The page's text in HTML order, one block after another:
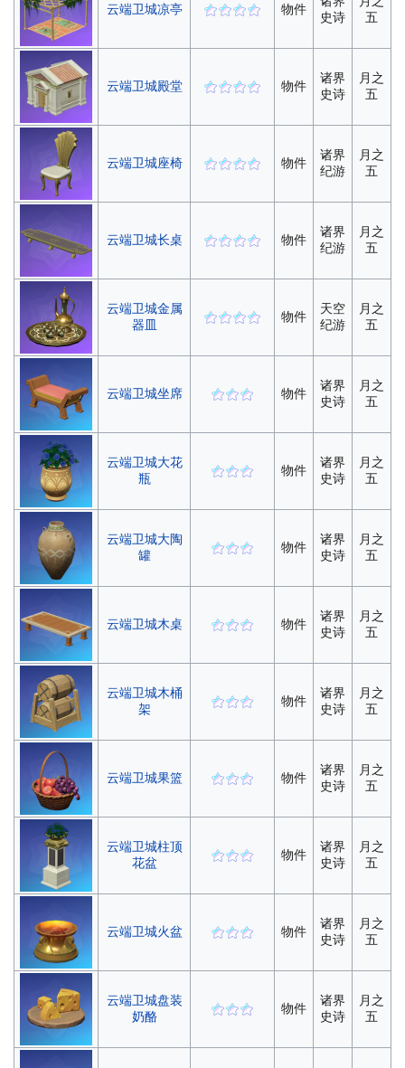
云端卫城凉亭 物件
史诗
五
云端卫城殿堂 物件
诸界
史诗
月之
五
云端卫城座椅 物件
诸界
纪游
月之
五
云端卫城长桌 物件
诸界
纪游
月之
五
云端卫城金属
器皿
物件
天空
纪游
月之
五
云端卫城坐席 物件
诸界
史诗
月之
五
云端卫城大花
瓶
物件
诸界
史诗
月之
五
云端卫城大陶
罐
物件
诸界
史诗
月之
五
云端卫城木桌 物件
诸界
史诗
月之
五
云端卫城木桶
架
物件
诸界
史诗
月之
五
云端卫城果篮 物件
诸界
史诗
月之
五
云端卫城柱顶
花盆
物件
诸界
史诗
月之
五
云端卫城火盆 物件
诸界
史诗
月之
五
云端卫城盘装
奶酪
物件
诸界
史诗
月之
五